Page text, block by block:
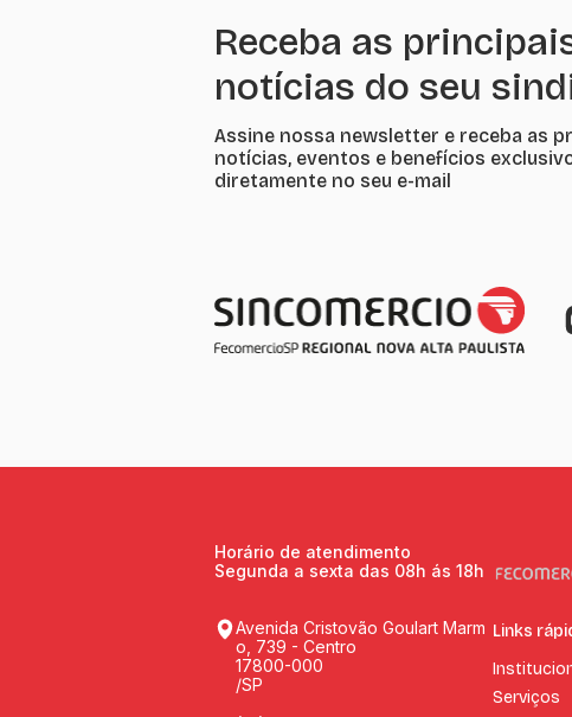
Receba as
notícias do seu
Assine nossa newsletter e receba as
notícias, eventos e benefícios
diretamente no seu e-mail
Horário de atendimento
Segunda a sexta das 08h ás 18h
Avenida Cristovão Goulart Marm
o, 739 - Centro
17800-000
/SP
Links
Serviços